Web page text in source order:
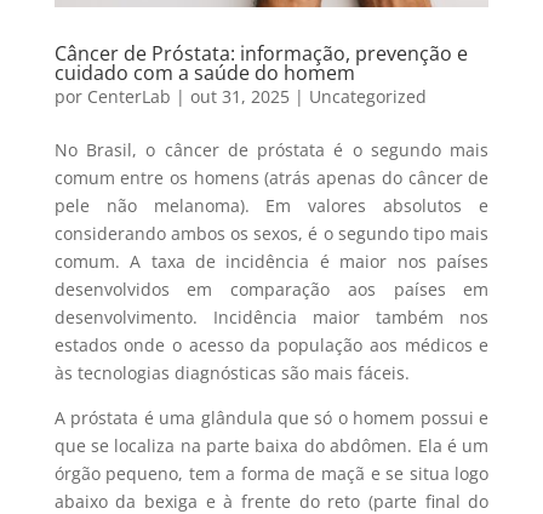
Câncer de Próstata: informação, prevenção e
cuidado com a saúde do homem
por CenterLab | out 31, 2025| Uncategorized
No Brasil, o câncer de próstata é o segundo mais
comum entre os homens (atrás apenas do câncer de
pele não melanoma). Em valores absolutos e
considerando ambos os sexos, é o segundo tipo mais
comum. A taxa de incidência é maior nos países
desenvolvidos em comparação aos países em
desenvolvimento. Incidência maior também nos
estados onde o acesso da população aos médicos e
às tecnologias diagnósticas são mais fáceis.
A próstata é uma glândula que só o homem possui e
que se localiza na parte baixa do abdômen. Ela é um
órgão pequeno, tem a forma de maçã e se situa logo
abaixo da bexiga e à frente do reto (parte final do